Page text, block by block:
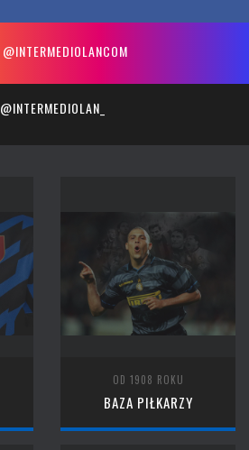
@INTERMEDIOLANCOM
@INTERMEDIOLAN_
OD 1908 ROKU
BAZA PIŁKARZY